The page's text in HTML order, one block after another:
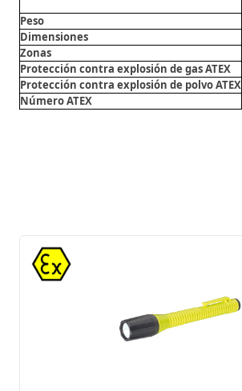
Peso
Dimensiones
Zonas
Protección contra explosión de gas ATEX
Protección contra explosión de polvo ATEX
Número ATEX